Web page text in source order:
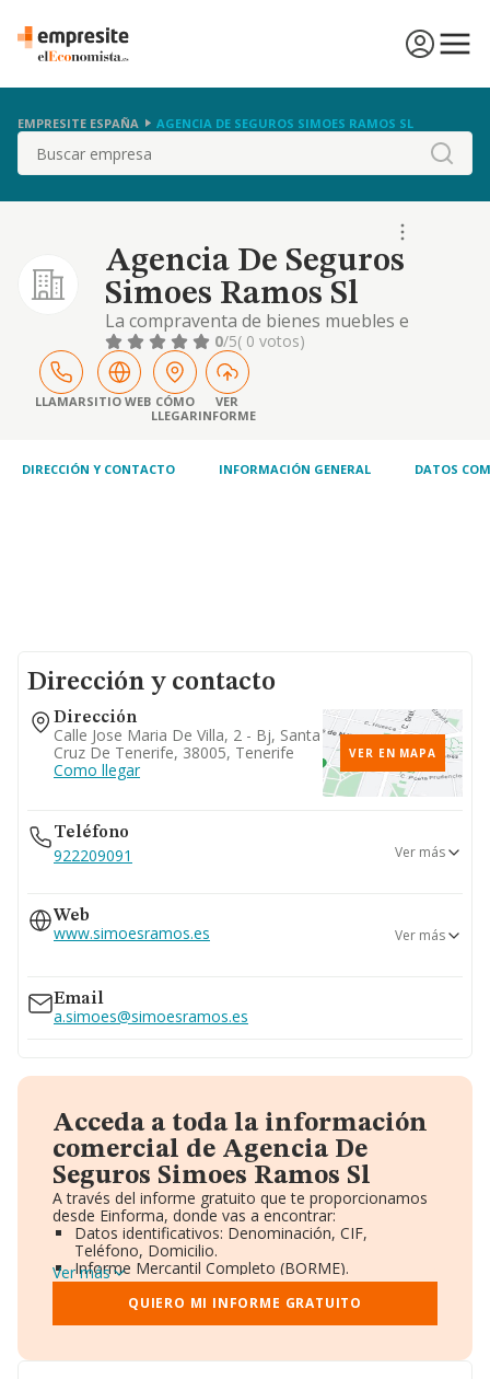
EMPRESITE ESPAÑA AGENCIA DE SEGUROS SIMOES RAMOS SL
Buscar
Agencia De Seguros
Simoes Ramos Sl
La compraventa de bienes muebles e
inmuebles, asi como la promocion y
explotacion de los mismos, la promocion y
explotacion de establecimientos de
hosteleria, tales como bares, cafeterias,
restaurantes y similares.
0/5( 0 votos)
LLAMARSITIO WEB CÓMO
LLEGAR
VER
INFORME
DIRECCIÓN Y CONTACTO INFORMACIÓN GENERAL DATOS
Dirección y contacto
Dirección
Calle Jose Maria De Villa, 2 - Bj, Santa
Cruz De Tenerife, 38005, Tenerife
Como llegar
VER EN MAPA
Teléfono
922209091
822172297
922210268
Ver más
Web
www.simoesramos.es Ver más
Email
a.simoes@simoesramos.es
Acceda a toda la información
comercial de Agencia De
Seguros Simoes Ramos Sl
A través del informe gratuito que te proporcionamos
desde Einforma, donde vas a encontrar:
Datos identificativos: Denominación, CIF,
Teléfono, Domicilio.
Informe Mercantil Completo (BORME).
Gráficos de Evolución Ventas y Empleados.
Consejo de Administración y Administradores.
Directivos y Ejecutivos.
Ver más
QUIERO MI INFORME GRATUITO